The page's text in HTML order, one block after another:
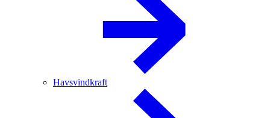
Havsvindkraft